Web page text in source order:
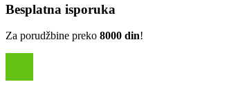
Besplatna isporuka
Za porudžbine preko 8000 din!